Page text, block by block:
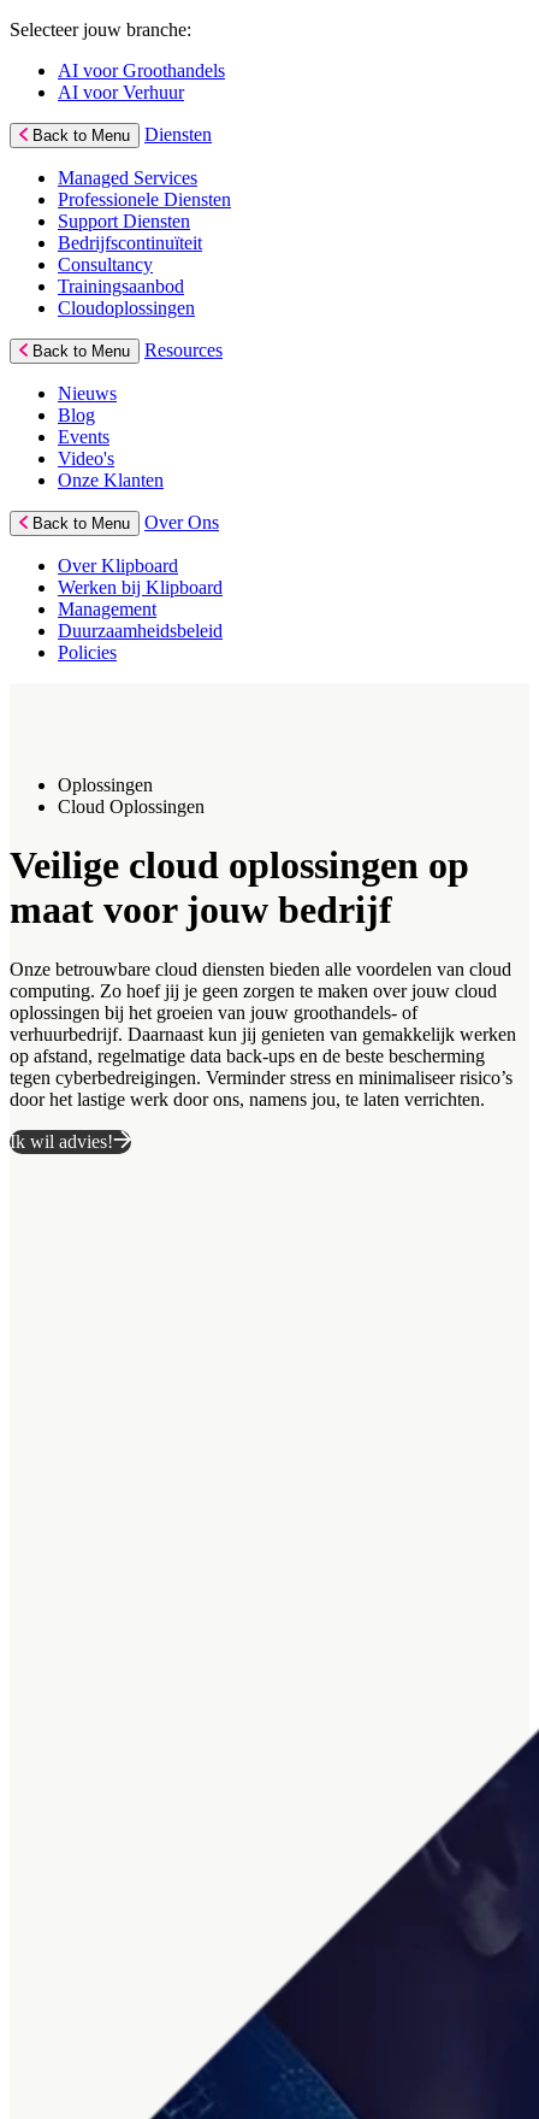
Selecteer jouw branche:
AI voor Groothandels
AI voor Verhuur
Back to Menu Diensten
Managed Services
Professionele Diensten
Support Diensten
Bedrijfscontinuïteit
Consultancy
Trainingsaanbod
Cloudoplossingen
Back to Menu Resources
Nieuws
Blog
Events
Video's
Onze Klanten
Back to Menu Over Ons
Over Klipboard
Werken bij Klipboard
Management
Duurzaamheidsbeleid
Policies
Oplossingen
Cloud Oplossingen
Veilige cloud oplossingen op
maat voor jouw bedrijf
Onze betrouwbare cloud diensten bieden alle voordelen van cloud
computing. Zo hoef jij je geen zorgen te maken over jouw cloud
oplossingen bij het groeien van jouw groothandels- of
verhuurbedrijf. Daarnaast kun jij genieten van gemakkelijk werken
op afstand, regelmatige data back-ups en de beste bescherming
tegen cyberbedreigingen. Verminder stress en minimaliseer risico’s
door het lastige werk door ons, namens jou, te laten verrichten.
Ik wil advies!